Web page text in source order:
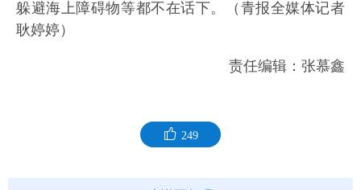
躲避海上障碍物等都不在话下。（青报全媒体记者
耿婷婷）
责任编辑：张慕鑫
249